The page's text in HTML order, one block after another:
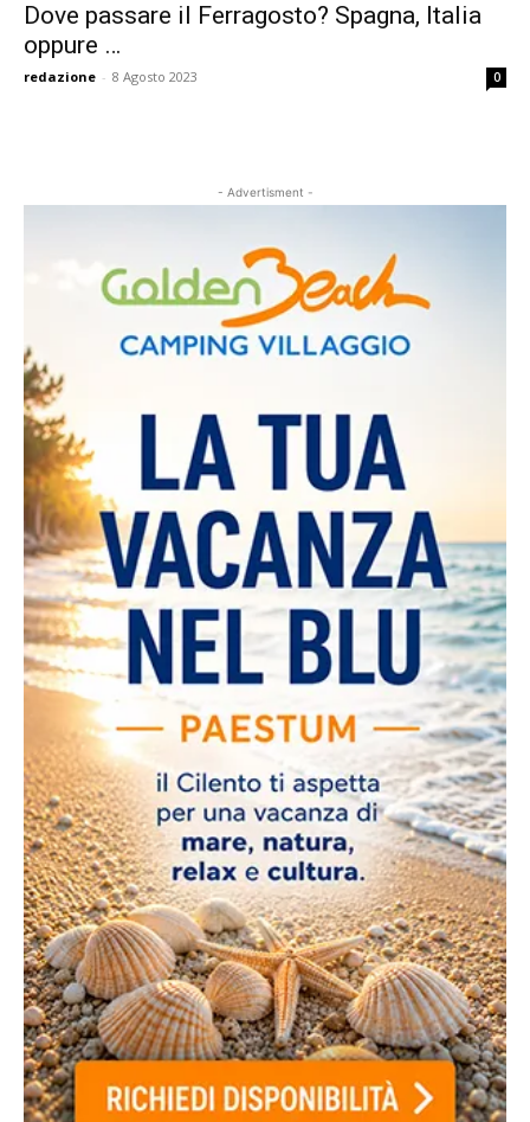
Dove passare il Ferragosto? Spagna, Italia
oppure …
redazione - 8 Agosto 2023 0
- Advertisment -